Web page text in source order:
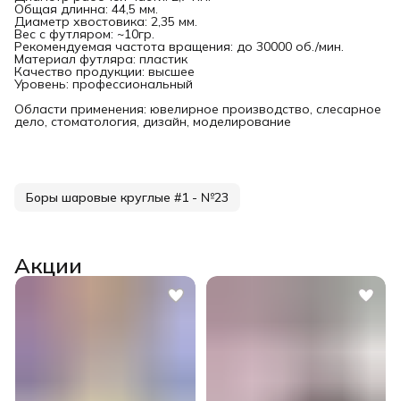
Общая длинна: 44,5 мм.
Диаметр хвостовика: 2,35 мм.
Вес с футляром: ~10гр.
Рекомендуемая частота вращения: до 30000 об./мин.
Материал футляра: пластик
Качество продукции: высшее
Уровень: профессиональный
Области применения: ювелирное производство, слесарное
дело, стоматология, дизайн, моделирование
Боры шаровые круглые #1 - №23
Акции